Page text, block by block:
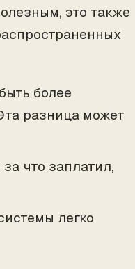
это также
более
разница может
что заплатил,
легко